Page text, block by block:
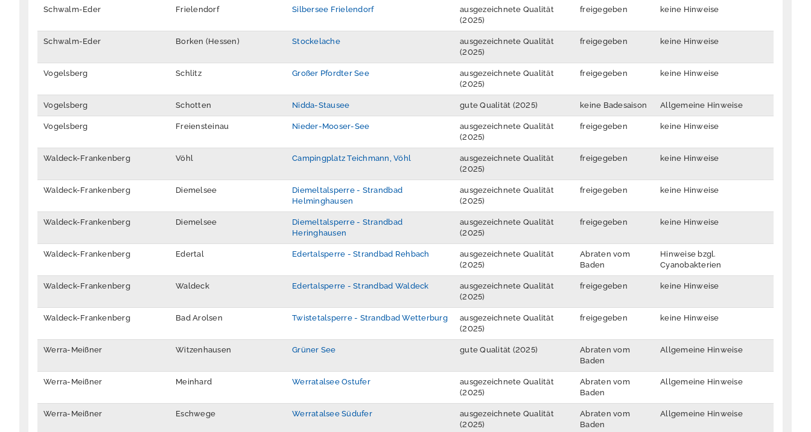
Schwalm-Eder Frielendorf Silbersee Frielendorf
ausgezeichnete Qualität
(2025)
freigegeben keine Hinweise
Schwalm-Eder Borken (Hessen) Stockelache
ausgezeichnete Qualität
(2025)
freigegeben keine Hinweise
Vogelsberg Schlitz Großer Pfordter See
ausgezeichnete Qualität
(2025)
freigegeben keine Hinweise
Vogelsberg Schotten Nidda-Stausee gute Qualität (2025) keine Badesaison Allgemeine Hinweise
Vogelsberg Freiensteinau Nieder-Mooser-See
ausgezeichnete Qualität
(2025)
freigegeben keine Hinweise
Waldeck-Frankenberg Vöhl Campingplatz Teichmann, Vöhl
ausgezeichnete Qualität
(2025)
freigegeben keine Hinweise
Waldeck-Frankenberg Diemelsee
Diemeltalsperre - Strandbad
Helminghausen
ausgezeichnete Qualität
(2025)
freigegeben keine Hinweise
Waldeck-Frankenberg Diemelsee
Diemeltalsperre - Strandbad
Heringhausen
ausgezeichnete Qualität
(2025)
freigegeben keine Hinweise
Waldeck-Frankenberg Edertal Edertalsperre - Strandbad Rehbach
ausgezeichnete Qualität
(2025)
Abraten vom
Baden
Hinweise bzgl.
Cyanobakterien
Waldeck-Frankenberg Waldeck Edertalsperre - Strandbad Waldeck
ausgezeichnete Qualität
(2025)
freigegeben keine Hinweise
Waldeck-Frankenberg Bad Arolsen Twistetalsperre - Strandbad Wetterburg
ausgezeichnete Qualität
(2025)
freigegeben keine Hinweise
Werra-Meißner Witzenhausen Grüner See gute Qualität (2025)
Abraten vom
Baden
Allgemeine Hinweise
Werra-Meißner Meinhard Werratalsee Ostufer
ausgezeichnete Qualität
(2025)
Abraten vom
Baden
Allgemeine Hinweise
Werra-Meißner Eschwege Werratalsee Südufer
ausgezeichnete Qualität
(2025)
Abraten vom
Baden
Allgemeine Hinweise